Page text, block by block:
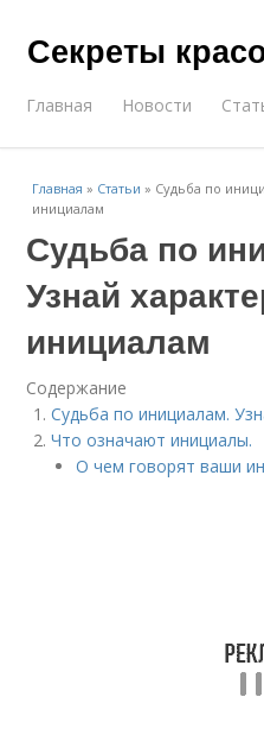
Секреты
Главная Новости
Главная » Статьи » Судьба по
инициалам
Судьба по
Узнай
инициалам
Содержание
Судьба по инициалам.
Что означают инициалы.
О чем говорят ваши